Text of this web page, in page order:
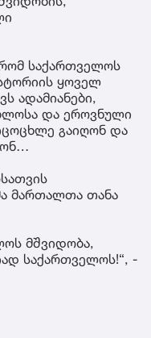
საქართველოს
ყოველ
ადამიანები,
და ეროვნული
გაიღონ და
მართალთა თანა
მშვიდობა,
საქართველოს!“, -